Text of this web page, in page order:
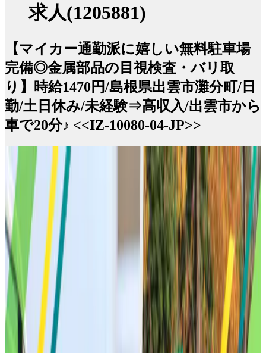
求人(1205881)
【マイカー通勤派に嬉しい無料駐車場
完備◎金属部品の目視検査・バリ取
り】時給1470円/島根県出雲市灘分町/日
勤/土日休み/未経験⇒高収入/出雲市から
車で20分♪ <<IZ-10080-04-JP>>